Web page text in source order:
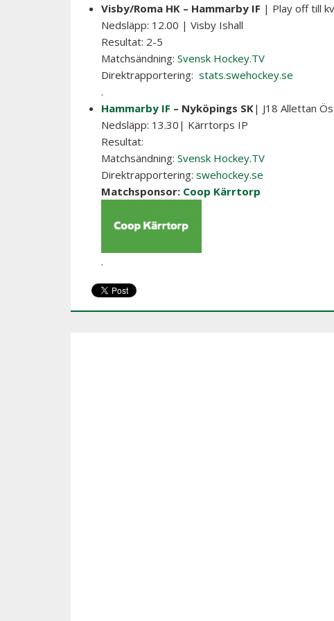
Visby/Roma HK – Hammarby IF | Play off till
Nedsläpp: 12.00 | Visby Ishall
Resultat: 2-5
Matchsändning: Svensk Hockey.TV
Direktrapportering: stats.swehockey.se
.
Hammarby IF – Nyköpings SK| J18 Allettan
Nedsläpp: 13.30| Kärrtorps IP
Resultat:
Matchsändning: Svensk Hockey.TV
Direktrapportering: swehockey.se
Matchsponsor: Coop Kärrtorp
.